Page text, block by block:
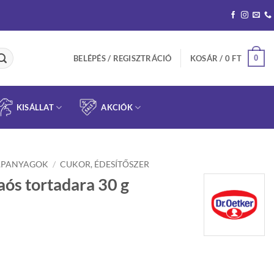
BELÉPÉS / REGISZTRÁCIÓ KOSÁR / 0 FT 0
KISÁLLAT AKCIÓK
/ CUKOR, ÉDESÍTŐSZER
tortadara 30 g